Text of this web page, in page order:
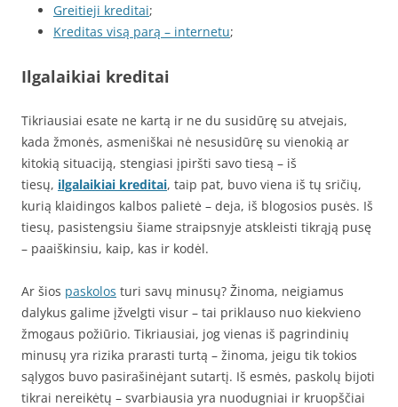
Greitieji kreditai;
Kreditas visą parą – internetu;
Ilgalaikiai kreditai
Tikriausiai esate ne kartą ir ne du susidūrę su atvejais,
kada žmonės, asmeniškai nė nesusidūrę su vienokią ar
kitokią situaciją, stengiasi įpiršti savo tiesą – iš
tiesų, ilgalaikiai kreditai, taip pat, buvo viena iš tų sričių,
kurią klaidingos kalbos palietė – deja, iš blogosios pusės. Iš
tiesų, pasistengsiu šiame straipsnyje atskleisti tikrąją pusę
– paaiškinsiu, kaip, kas ir kodėl.
Ar šios paskolos turi savų minusų? Žinoma, neigiamus
dalykus galime įžvelgti visur – tai priklauso nuo kiekvieno
žmogaus požiūrio. Tikriausiai, jog vienas iš pagrindinių
minusų yra rizika prarasti turtą – žinoma, jeigu tik tokios
sąlygos buvo pasirašinėjant sutartį. Iš esmės, paskolų bijoti
tikrai nereikėtų – svarbiausia yra nuodugniai ir kruopščiai